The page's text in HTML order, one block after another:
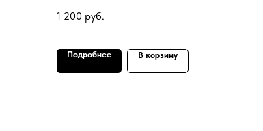
1 200 руб.
Подробнее В корзину